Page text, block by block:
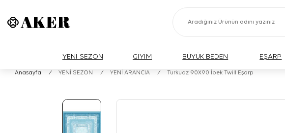
YENİ SEZON GİYİM BÜYÜK BEDEN EŞARP
Anasayfa / YENİ SEZON / YENİ ARANCIA / Turkuaz 90X90 İpek Twill Eşarp